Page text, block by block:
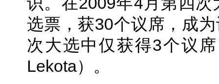
选票，获30个议席，成
次大选中仅获得3个议
Lekota）。